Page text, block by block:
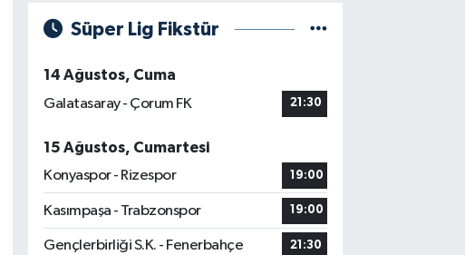
Süper Lig Fikstür
14 Ağustos, Cuma
Galatasaray - Çorum FK
21:30
15 Ağustos, Cumartesi
Konyaspor - Rizespor
19:00
Kasımpaşa - Trabzonspor 19:00
Gençlerbirliği S.K. - Fenerbahçe 21:30